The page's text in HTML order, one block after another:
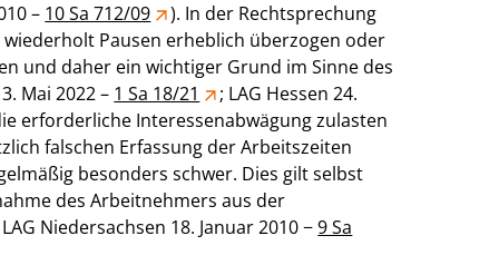
– 10 Sa 712/09
). In der Rechtsprechung
Pausen erheblich überzogen oder
und daher ein wichtiger Grund im Sinne des
Mai 2022 – 1 Sa 18/21
; LAG Hessen 24.
erforderliche Interessenabwägung zulasten
falschen Erfassung der Arbeitszeiten
besonders schwer. Dies gilt selbst
des Arbeitnehmers aus der
Niedersachsen 18. Januar 2010 −9 Sa